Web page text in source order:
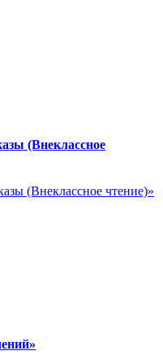
(Внеклассное